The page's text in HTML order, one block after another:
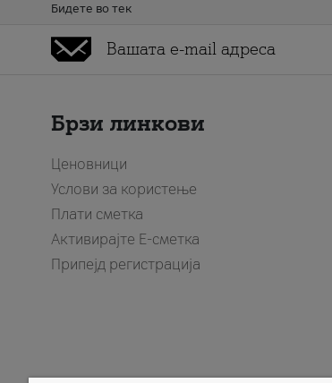
Бидете во тек
Брзи линкови
Ценовници
Услови за користење
Плати сметка
Активирајте Е-сметка
Припејд регистрација